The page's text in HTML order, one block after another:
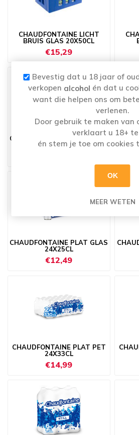
CHAUDFONTAINE LICHT
BRUIS GLAS 20X50CL
€15,29
CHAUDFONTAINE PLAT GLAS
12X1L
CHAUDFONTAINE PLAT GLAS
24X25CL
€12,49
CHAUDFONTAINE PLAT PET
24X33CL
€14,99
Bevestig dat u 18 jaar of
verkopen alcohol én dat u
want die helpen ons om
verlenen.
Door gebruik te maken van
verklaart u 18+
én stem je toe om cookies
OK
MEER WETEN